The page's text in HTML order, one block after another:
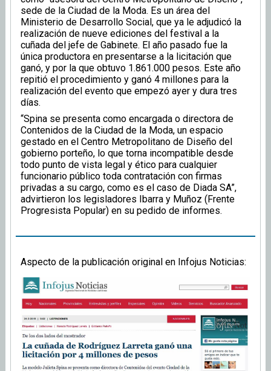
sede de la Ciudad de la Moda. Es un área del
Ministerio de Desarrollo Social, que ya le adjudicó la
realización de nueve ediciones del festival a la
cuñada del jefe de Gabinete. El año pasado fue la
única productora en presentarse a la licitación que
ganó, y por la que obtuvo 1.861.000 pesos. Este año
repitió el procedimiento y ganó 4 millones para la
realización del evento que empezó ayer y dura tres
días.
“Spina se presenta como encargada o directora de
Contenidos de la Ciudad de la Moda, un espacio
gestado en el Centro Metropolitano de Diseño del
gobierno porteño, lo que torna incompatible desde
todo punto de vista legal y ético para cualquier
funcionario público toda contratación con firmas
privadas a su cargo, como es el caso de Diada SA”,
advirtieron los legisladores Ibarra y Muñoz (Frente
Progresista Popular) en su pedido de informes.
Aspecto de la publicación original en Infojus Noticias: